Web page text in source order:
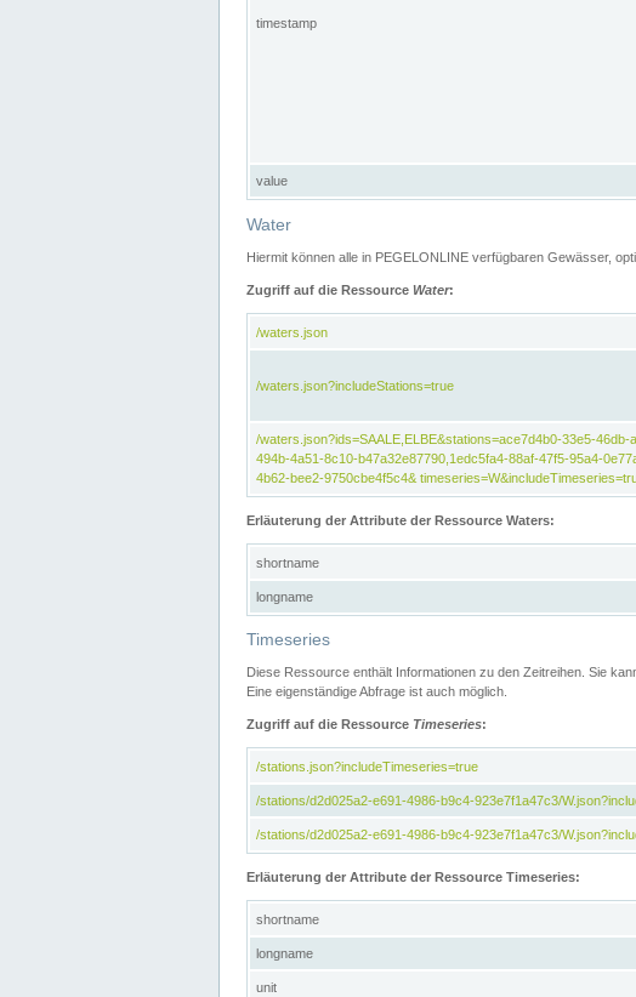
timestamp
value
Water
Hiermit können alle in PEGELONLINE verfügbaren Gewässer,
Zugriff auf die Ressource Water:
/waters.json
/waters.json?includeStations=true
/waters.json?ids=SAALE,ELBE&stations=ace7d4b0-33e5-
494b-4a51-8c10-b47a32e87790,1edc5fa4-88af-47f5-95a4-
4b62-bee2-9750cbe4f5c4&
Erläuterung der Attribute der Ressource Waters:
shortname
longname
Timeseries
Diese Ressource enthält Informationen zu den Zeitreihen. Sie
Eine eigenständige Abfrage ist auch möglich.
Zugriff auf die Ressource Timeseries:
/stations.json?includeTimeseries=true
/stations/d2d025a2-e691-4986-b9c4-923e7f1a47c3/
/stations/d2d025a2-e691-4986-b9c4-923e7f1a47c3/
Erläuterung der Attribute der Ressource Timeseries:
shortname
longname
unit